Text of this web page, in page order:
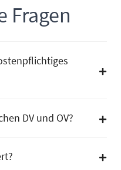
Fragen
DV und OV?